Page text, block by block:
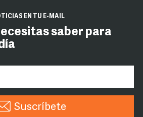
EN TU E-MAIL
saber para
Suscríbete